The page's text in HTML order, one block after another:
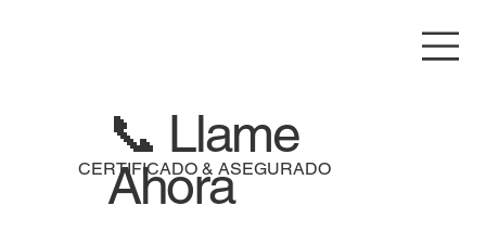
CERTIFICADO & ASEGURADO
📞 Llame
Ahora